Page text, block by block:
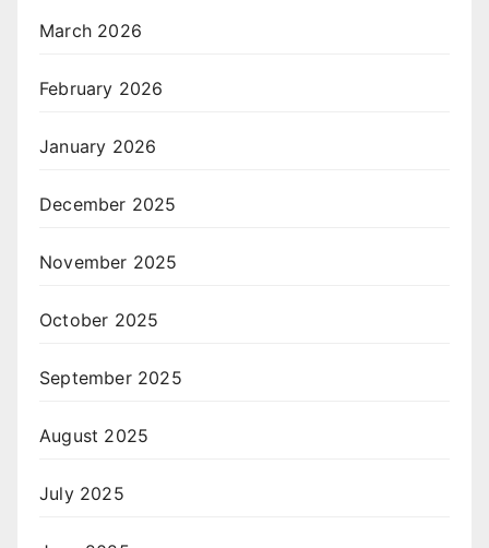
March 2026
February 2026
January 2026
December 2025
November 2025
October 2025
September 2025
August 2025
July 2025